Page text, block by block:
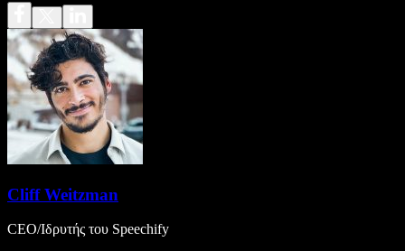
Cliff Weitzman
CEO/Ιδρυτής του Speechify